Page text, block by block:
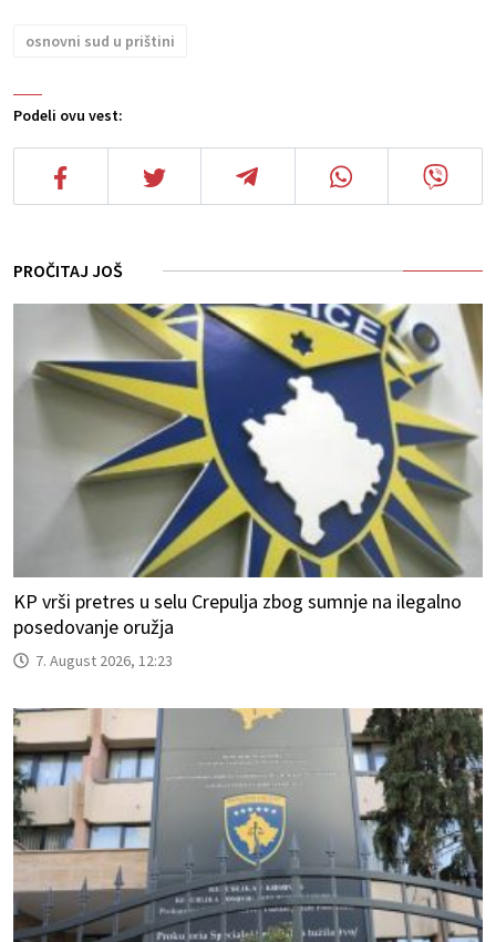
Podeli ovu vest:
osnovni sud u prištini
PROČITAJ JOŠ
KP vrši pretres u selu Crepulja zbog sumnje na ilegalno
posedovanje oružja
7. August 2026, 12:23